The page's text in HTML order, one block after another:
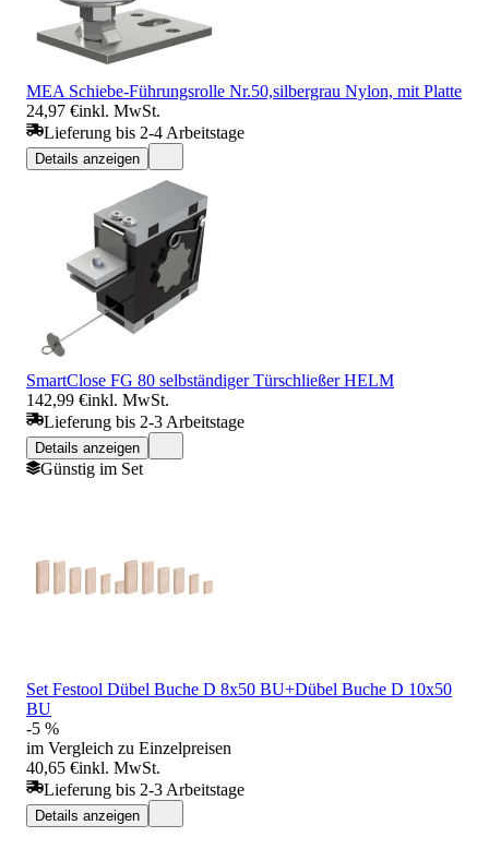
MEA Schiebe-Führungsrolle Nr.50,silbergrau Nylon, mit Platte
24,97 €inkl. MwSt.
Lieferung bis 2-4 Arbeitstage
Details anzeigen
SmartClose FG 80 selbständiger Türschließer HELM
142,99 €inkl. MwSt.
Lieferung bis 2-3 Arbeitstage
Details anzeigen
Günstig im Set
Set Festool Dübel Buche D 8x50 BU+Dübel Buche D 10x50
BU
-5 %
im Vergleich zu Einzelpreisen
40,65 €inkl. MwSt.
Lieferung bis 2-3 Arbeitstage
Details anzeigen